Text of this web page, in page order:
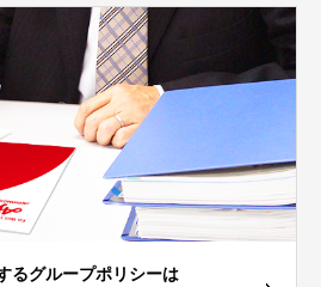
るグループポリシーは